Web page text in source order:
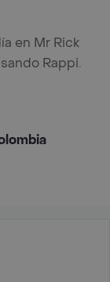
en Mr Rick
Rappi.